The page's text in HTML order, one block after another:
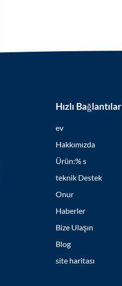
Hızlı Bağlantılar
ev
Hakkımızda
Ürün:% s
teknik Destek
Onur
Haberler
Bize Ulaşın
Blog
site haritası